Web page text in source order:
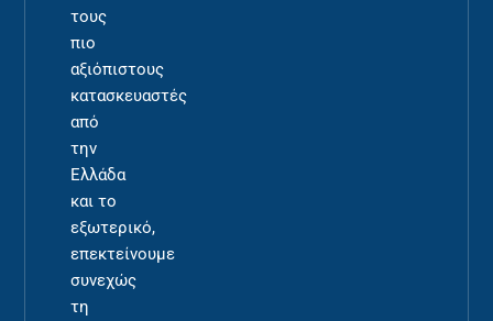
τους
πιο
αξιόπιστους
κατασκευαστές
από
την
Ελλάδα
και το
εξωτερικό,
επεκτείνουμε
συνεχώς
τη